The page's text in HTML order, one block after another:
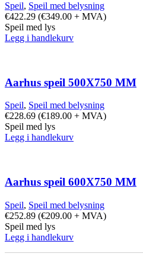
Speil, Speil med belysning
€422.29 (€349.00 + MVA)
Speil med lys
Legg i handlekurv
Aarhus speil 500X750 MM
Speil, Speil med belysning
€228.69 (€189.00 + MVA)
Speil med lys
Legg i handlekurv
Aarhus speil 600X750 MM
Speil, Speil med belysning
€252.89 (€209.00 + MVA)
Speil med lys
Legg i handlekurv